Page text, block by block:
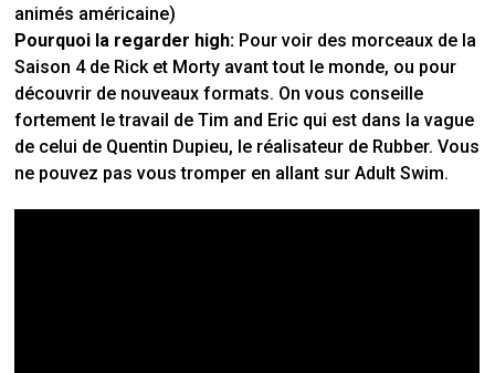
animés américaine)
Pourquoi la regarder high: Pour voir des morceaux de la
Saison 4 de Rick et Morty avant tout le monde, ou pour
découvrir de nouveaux formats. On vous conseille
fortement le travail de Tim and Eric qui est dans la vague
de celui de Quentin Dupieu, le réalisateur de Rubber. Vous
ne pouvez pas vous tromper en allant sur Adult Swim.